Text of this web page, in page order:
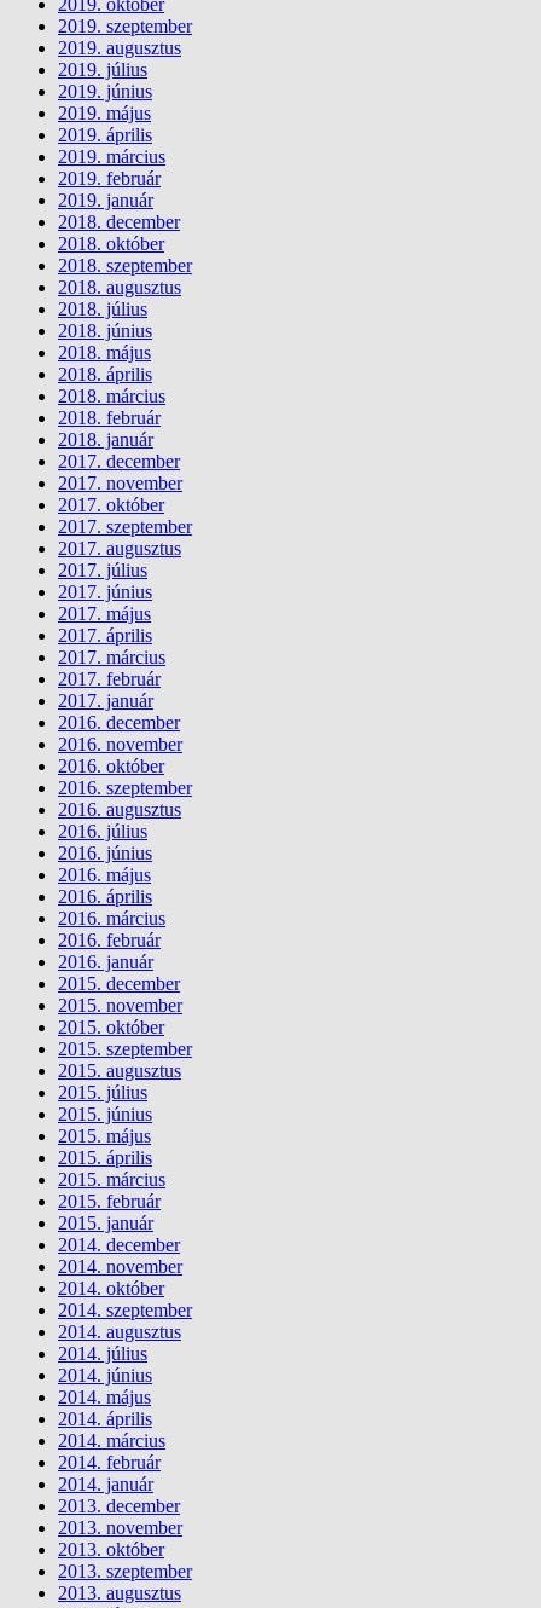
2019. október
2019. szeptember
2019. augusztus
2019. július
2019. június
2019. május
2019. április
2019. március
2019. február
2019. január
2018. december
2018. október
2018. szeptember
2018. augusztus
2018. július
2018. június
2018. május
2018. április
2018. március
2018. február
2018. január
2017. december
2017. november
2017. október
2017. szeptember
2017. augusztus
2017. július
2017. június
2017. május
2017. április
2017. március
2017. február
2017. január
2016. december
2016. november
2016. október
2016. szeptember
2016. augusztus
2016. július
2016. június
2016. május
2016. április
2016. március
2016. február
2016. január
2015. december
2015. november
2015. október
2015. szeptember
2015. augusztus
2015. július
2015. június
2015. május
2015. április
2015. március
2015. február
2015. január
2014. december
2014. november
2014. október
2014. szeptember
2014. augusztus
2014. július
2014. június
2014. május
2014. április
2014. március
2014. február
2014. január
2013. december
2013. november
2013. október
2013. szeptember
2013. augusztus